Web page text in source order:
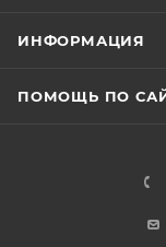
ИНФОРМАЦИЯ
ПОМОЩЬ ПО